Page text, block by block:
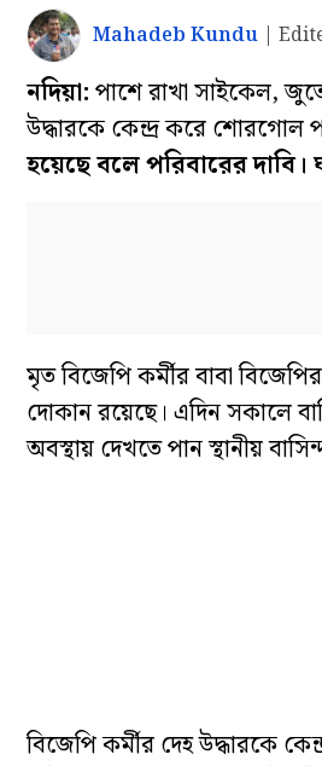
Mahadeb Kundu |
নদিয়া:পাশে রাখা সাইকেল,
উদ্ধারকে কেন্দ্র করে শোরগোল
হয়েছে বলে পরিবারের
মৃত বিজেপি কর্মীর বাবা
দোকান রয়েছে। এদিন সকালে
অবস্থায় দেখতে পান স্থানীয়
বিজেপি কর্মীর দেহ উদ্ধারকে